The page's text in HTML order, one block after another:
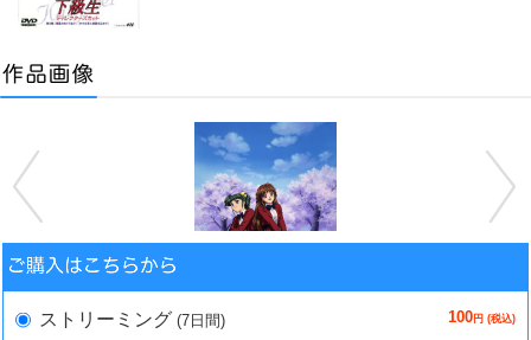
ストリーミング (7日間) 100円 (税込)